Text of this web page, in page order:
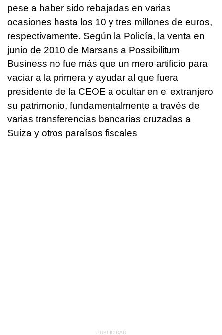
pese a haber sido rebajadas en varias
ocasiones hasta los 10 y tres millones de euros,
respectivamente. Según la Policía, la venta en
junio de 2010 de Marsans a Possibilitum
Business no fue más que un mero artificio para
vaciar a la primera y ayudar al que fuera
presidente de la CEOE a ocultar en el extranjero
su patrimonio, fundamentalmente a través de
varias transferencias bancarias cruzadas a
Suiza y otros paraísos fiscales